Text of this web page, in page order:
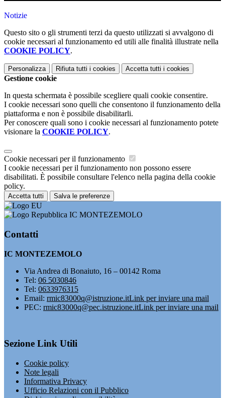
Notizie
Questo sito o gli strumenti terzi da questo utilizzati si avvalgono di
cookie necessari al funzionamento ed utili alle finalità illustrate nella
COOKIE POLICY.
Personalizza Rifiuta tutti i cookies Accetta tutti i cookies
Gestione cookie
In questa schermata è possibile scegliere quali cookie consentire.
I cookie necessari sono quelli che consentono il funzionamento della
piattaforma e non è possibile disabilitarli.
Per conoscere quali sono i cookie necessari al funzionamento potete
visionare la COOKIE POLICY.
Cookie necessari per il funzionamento
I cookie necessari per il funzionamento non possono essere
disabilitati. È possibile consultare l'elenco nella pagina della cookie
policy.
Accetta tutti Salva le preferenze
IC MONTEZEMOLO
Contatti
IC MONTEZEMOLO
Via Andrea di Bonaiuto, 16 – 00142 Roma
Tel: 06 5030846
Tel: 0633976315
Email: rmic83000q@istruzione.itLink per inviare una mail
PEC: rmic83000q@pec.istruzione.itLink per inviare una mail
Sezione Link Utili
Cookie policy
Note legali
Informativa Privacy
Ufficio Relazioni con il Pubblico